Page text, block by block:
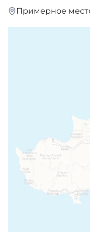
Примерное